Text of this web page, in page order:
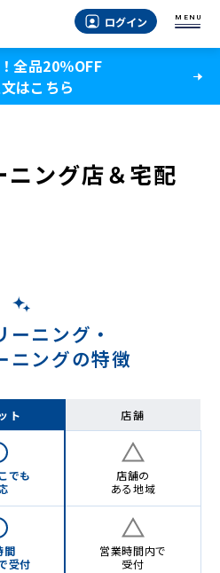
ログイン MENU
全品20％OFF
はこちら
ング店＆宅配
ーニング・
ニングの特徴
ト 店舗
でも
店舗の
ある地域
間
受付
営業時間内で
受付